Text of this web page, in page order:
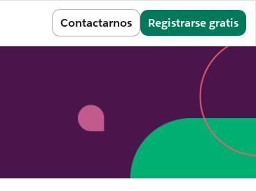
Contactarnos Registrarse gratis